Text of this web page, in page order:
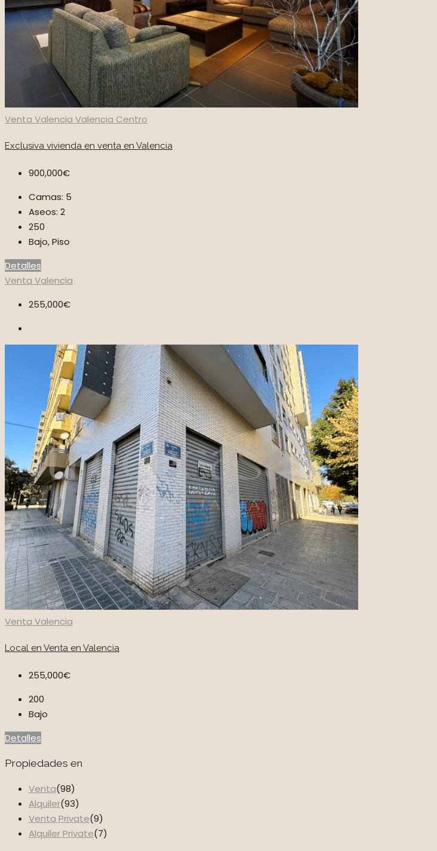
Private Area
961 608 936
Venta Valencia Valencia Centro
Exclusiva vivienda en venta en Valencia
900,000€
Camas: 5
Aseos: 2
250
Bajo, Piso
Detalles
Venta Valencia
255,000€
Venta Valencia
Local en Venta en Valencia
255,000€
200
Bajo
Detalles
Propiedades en
Venta(98)
Alquiler(93)
Venta Private(9)
Alquiler Private(7)